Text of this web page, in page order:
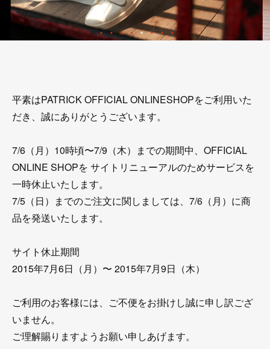
平素はPATRICK OFFICIAL ONLINESHOPをご利用いた
だき、誠にありがとうございます。
7/6（月）10時頃〜7/9（木）までの期間中、OFFICIAL
ONLINE SHOPを サイトリニューアルのためサービスを
一時休止いたします。
7/5（日）までのご注文に関しましては、7/6（月）に商
品を発送いたします。
サイト休止期間
2015年7月6日（月）〜 2015年7月9日（木）
ご利用のお客様には、ご不便をお掛けし誠に申し訳ござ
いません。
ご理解賜りますようお願い申しあげます。